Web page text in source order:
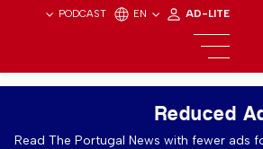
PODCAST EN AD-LITE
Reduced
Read The Portugal News with fewer ads